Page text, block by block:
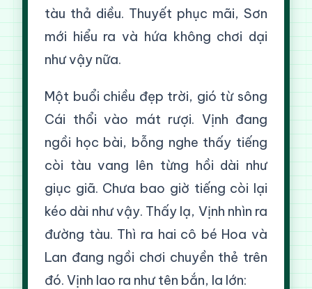
tàu thả diều. Thuyết phục mãi, Sơn
mới hiểu ra và hứa không chơi dại
như vậy nữa.
Một buổi chiều đẹp trời, gió từ sông
Cái thổi vào mát rượi. Vịnh đang
ngồi học bài, bỗng nghe thấy tiếng
còi tàu vang lên từng hồi dài như
giục giã. Chưa bao giờ tiếng còi lại
kéo dài như vậy. Thấy lạ, Vịnh nhìn ra
đường tàu. Thì ra hai cô bé Hoa và
Lan đang ngồi chơi chuyền thẻ trên
đó. Vịnh lao ra như tên bắn, la lớn: